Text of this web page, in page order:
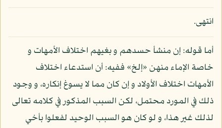
انتهى.
أما قوله: إن منشأ حسدهم و بغيهم اختلاف الأمهات و
خاصة الإماء منهن «إلخ» ففيه: أن استدعاء اختلاف
الأمهات اختلاف الأولاد و إن كان مما لا يسوغ إنكاره، و وجود
ذلك في المورد محتمل، لكن السبب المذكور في كلامه تعالى
لذلك غير هذا، و لو كان هو السبب الوحيد لفعلوا بأخي